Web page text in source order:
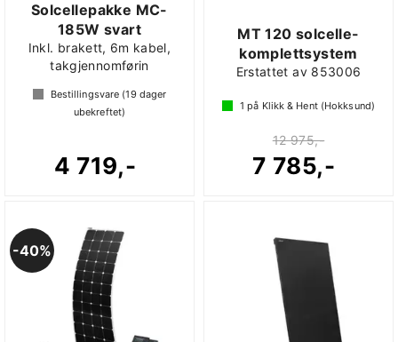
Solcellepakke MC-
185W svart
Inkl. brakett, 6m kabel,
takgjennomførin
Bestillingsvare (19dager
ubekreftet)
4 719,-
MT 120 solcelle-
komplettsystem
Erstattet av 853006
1 på Klikk & Hent (Hokksund)
12 975,-
7 785,-
40%